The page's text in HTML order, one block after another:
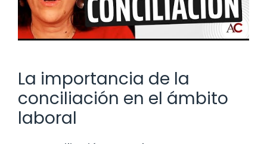
La importancia de la
conciliación en el ámbito
laboral